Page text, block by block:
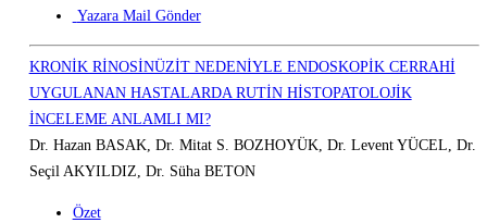
Yazara Mail Gönder
KRONİK RİNOSİNÜZİT NEDENİYLE ENDOSKOPİK CERRAHİ
UYGULANAN HASTALARDA RUTİN HİSTOPATOLOJİK
İNCELEME ANLAMLI MI?
Dr. Hazan BASAK, Dr. Mitat S. BOZHOYÜK, Dr. Levent YÜCEL, Dr.
Seçil AKYILDIZ, Dr. Süha BETON
Özet